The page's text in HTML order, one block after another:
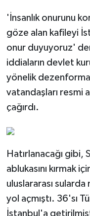
'İnsanlık onurunu
göze alan kafileyi
onur duyuyoruz'
iddiaların devlet
yönelik
vatandaşları resmi
çağırdı.
Hatırlanacağı gibi,
ablukasını kırmak
uluslararası
yol açmıştı. 36'sı
İstanbul'a